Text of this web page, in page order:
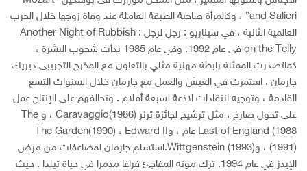
and Salieri” ، وكالمرأة صاحبة الطبقة العاملة عند وفاة زوجها خلال الحرب
العالمية الثانية ، في سيناريو : رجل لرجل : Another Night of Rubbish
on the Telly فى عام 1992. وفي عام 1985 بدأت شحوب البشرة ،
كماتصدرت الممثلة رابطة مهنية مثلي بالتعاون مع المخرج التجريبى ديريك
جارمان . استمرت في العيش والعمل مع جارمان خلال السنوات التسع
القادمة ، وتوجيه انتقادات ﻻذعة لسبعة أفلام . وتحالفهم على الإنتاج عمل
على تحول صارخ ، مثل ترشيح لجائزة ترنر Caravaggio(1986) ، و The
Last of England (1988 عام ، وThe Garden(1990) ، Edward II
(1991) ، وWittgenstein (1993).استسلم جارمان لمضاعفات من مرض
الإيدز في عام 1994. ترك موته المفاجئ فراغا مدمرا في حياة تيلدا . حيث